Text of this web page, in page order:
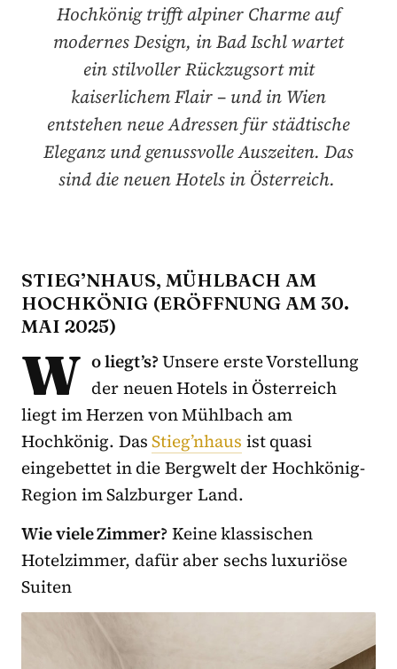
Hochkönig trifft alpiner Charme auf
modernes Design, in Bad Ischl wartet
ein stilvoller Rückzugsort mit
kaiserlichem Flair – und in Wien
entstehen neue Adressen für städtische
Eleganz und genussvolle Auszeiten. Das
sind die neuen Hotels in Österreich.
STIEG’NHAUS, MÜHLBACH AM
HOCHKÖNIG (ERÖFFNUNG AM 30.
MAI 2025)
W o liegt’s?Unsere erste Vorstellung
der neuen Hotels in Österreich
liegt im Herzen von Mühlbach am
Hochkönig. DasStieg’nhaus ist quasi
eingebettet in die Bergwelt der Hochkönig-
Region im Salzburger Land.
Wie viele Zimmer? Keine klassischen
Hotelzimmer, dafür aber sechs luxuriöse
Suiten